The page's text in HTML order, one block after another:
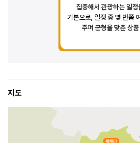
집중해서 관광하는 일정
기본으로, 일정 중 몇 번쯤
주며 균형을 맞춘 상품
지도